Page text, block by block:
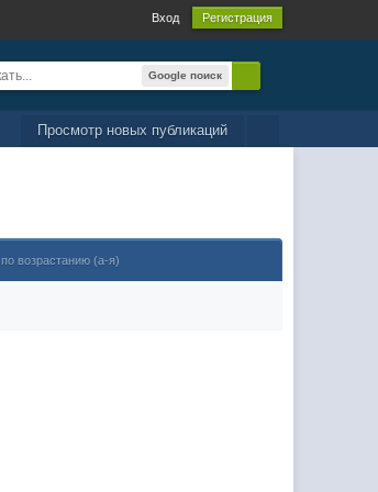
Вход Регистрация
Google поиск
Просмотр новых публикаций
по возрастанию (а-я)